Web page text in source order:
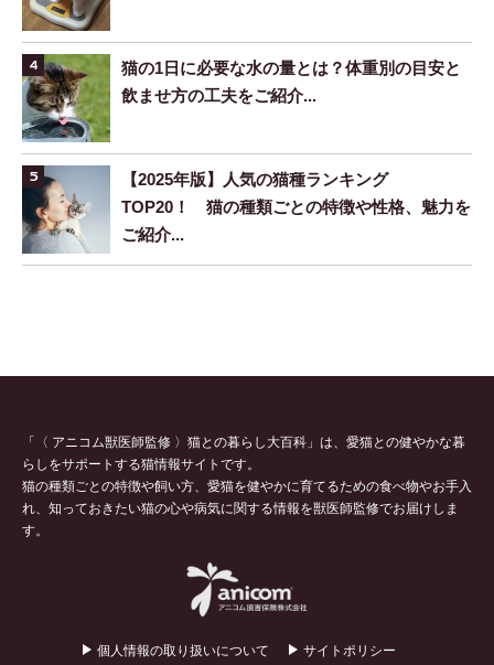
猫の1日に必要な水の量とは？体重別の目安と
飲ませ方の工夫をご紹介...
【2025年版】人気の猫種ランキング
TOP20！ 猫の種類ごとの特徴や性格、魅力を
ご紹介...
「〈 アニコム獣医師監修 〉猫との暮らし大百科」は、愛猫との健やかな暮
らしをサポートする猫情報サイトです。
猫の種類ごとの特徴や飼い方、愛猫を健やかに育てるための食べ物やお手入
れ、知っておきたい猫の心や病気に関する情報を獣医師監修でお届けしま
す。
個人情報の取り扱いについて サイトポリシー